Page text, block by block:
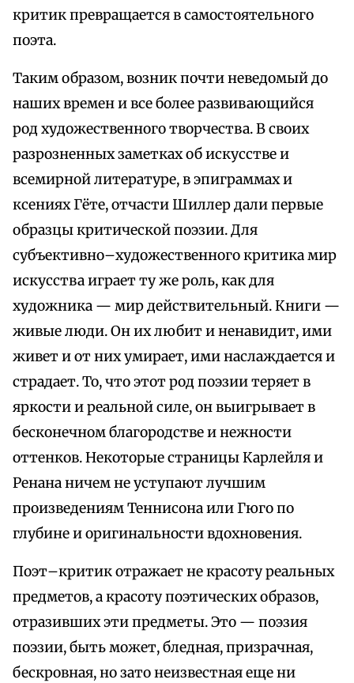
критик превращается в самостоятельного
поэта.
Таким образом, возник почти неведомый до
наших времен и все более развивающийся
род художественного творчества. В своих
разрозненных заметках об искусстве и
всемирной литературе, в эпиграммах и
ксениях Гёте, отчасти Шиллер дали первые
образцы критической поэзии. Для
субъективно–художественного критика мир
искусства играет ту же роль, как для
художника — мир действительный. Книги —
живые люди. Он их любит и ненавидит, ими
живет и от них умирает, ими наслаждается и
страдает. То, что этот род поэзии теряет в
яркости и реальной силе, он выигрывает в
бесконечном благородстве и нежности
оттенков. Некоторые страницы Карлейля и
Ренана ничем не уступают лучшим
произведениям Теннисона или Гюго по
глубине и оригинальности вдохновения.
Поэт–критик отражает не красоту реальных
предметов, а красоту поэтических образов,
отразивших эти предметы. Это — поэзия
поэзии, быть может, бледная, призрачная,
бескровная, но зато неизвестная еще ни